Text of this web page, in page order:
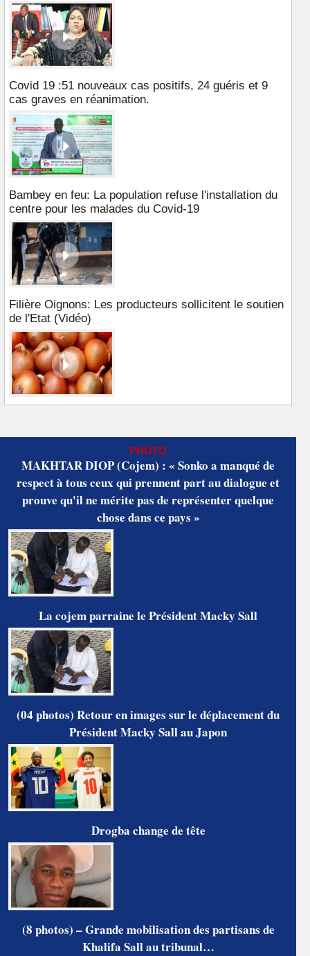
Covid 19 :51 nouveaux cas positifs, 24 guéris et 9
cas graves en réanimation.
Bambey en feu: La population refuse l'installation du
centre pour les malades du Covid-19
Filière Oignons: Les producteurs sollicitent le soutien
de l'Etat (Vidéo)
PHOTO
MAKHTAR DIOP (Cojem) : « Sonko a manqué de
respect à tous ceux qui prennent part au dialogue et
prouve qu'il ne mérite pas de représenter quelque
chose dans ce pays »
La cojem parraine le Président Macky Sall
(04 photos) Retour en images sur le déplacement du
Président Macky Sall au Japon
Drogba change de tête
(8 photos) – Grande mobilisation des partisans de
Khalifa Sall au tribunal…